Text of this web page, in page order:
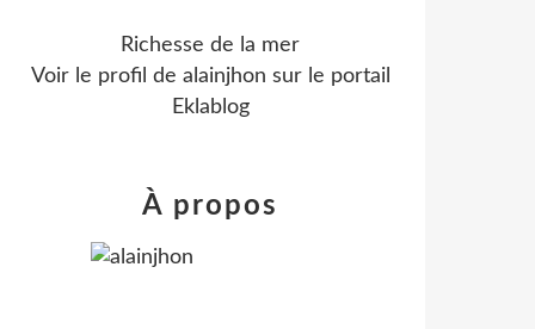
Richesse de la mer
Voir le profil de alainjhon sur le portail
Eklablog
À propos